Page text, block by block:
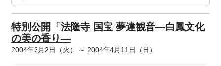
特別公開「法隆寺 国宝 夢違観音―白鳳文化
の美の香り―
2004年3月2日（火） ～ 2004年4月11日（日）